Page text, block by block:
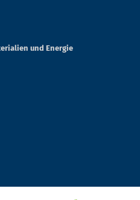
und Energie